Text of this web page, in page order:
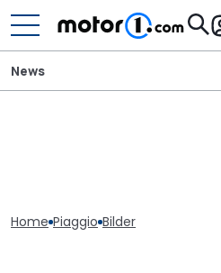
News
Home Piaggio Bilder